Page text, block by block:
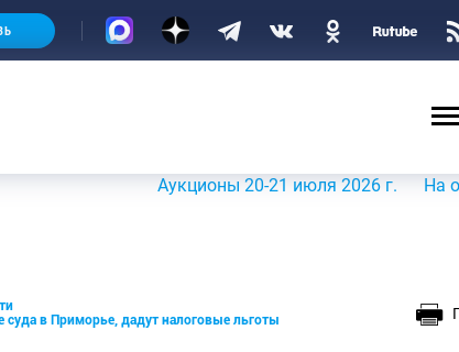
Аукционы 20-21 июля 2026 г. На
в Приморье, дадут налоговые льготы